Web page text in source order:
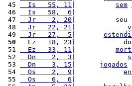
45
  Is   55, 11
sem
46
  Is   58,  6
|
47
  Jr    2, 20
|          seu
48
  Jr   22, 21
49
  Jr   27,  5
50
  Ez   18, 23
|            do
51
  Ez   33, 11
52
  Dn    2,  3
53
  Dn    3, 15
jogados
54
  Os    2,  9
55
  Os    6,  6
|